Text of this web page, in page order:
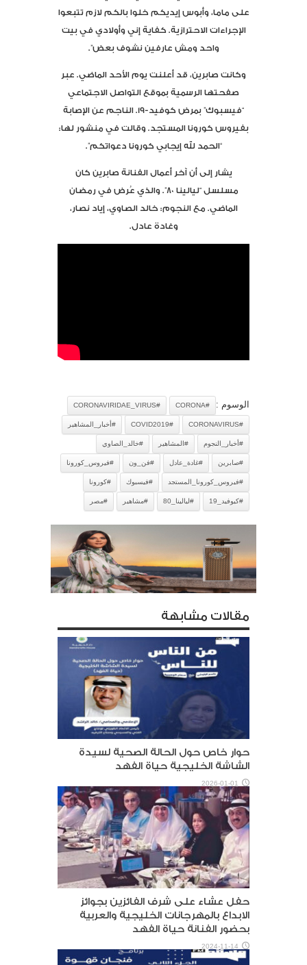
على ماما، وأبوس إيديكم خلوا بالكم لازم تتبعوا
الإجراءات الاحترازية. كفاية إني وأولادي في بيت
واحد ومش عارفين نشوف بعض”.
وكانت صابرين، قد أعلنت يوم الأحد الماضي. عبر
صفحتها الرسمية بموقع التواصل الاجتماعي
“فيسبوك” بمرض كوفيد-19. الناجم عن الإصابة
بفيروس كورونا المستجد. وقالت في منشور لها:
“الحمد لله إيجابي كورونا دعواتكم”.
يشار إلى أن آخر أعمال الفنانة صابرين كان
مسلسل “ليالينا 80”. والذي عُرض في رمضان
الماضي. مع النجوم: خالد الصاوي، إياد نصار،
وغادة عادل.
الوسوم : #CORONA
#CORONAVIRIDAE_VIRUS
#CORONAVIRUS
#COVID2019 #أخبار_المشاهير
#أخبار_النجوم #المشاهير #خالد_الصاوي
#صابرين #غادة_عادل #فن_ون #فيروس_كورونا
#فيروس_كورونا_المستجد #فيسبوك #كورونا
#كيوفيد_19 #ليالينا_80 #مشاهير #مصر
مقالات مشابهة
حوار خاص حول الحالة الصحية لسيدة
الشاشة الخليجية حياة الفهد
2026-01-01
حفل عشاء على شرف الفائزين بجوائز
الابداع بالمهرجانات الخليجية والعربية
بحضور الفنانة حياة الفهد
2024-11-14